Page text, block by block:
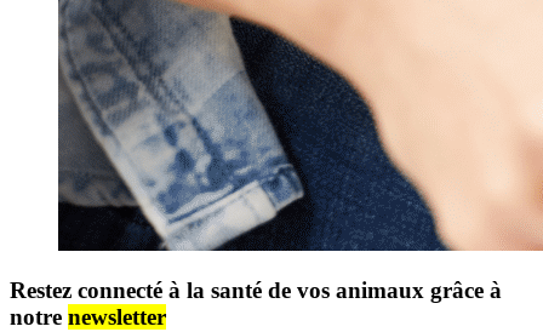
Restez connecté à la santé de vos animaux grâce à
notre newsletter